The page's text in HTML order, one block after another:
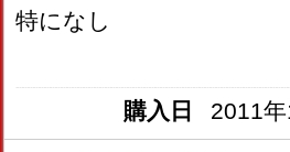
特になし
購入日 2011